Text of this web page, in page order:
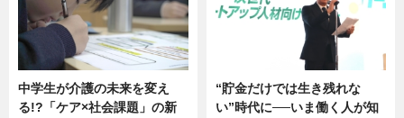
中学生が介護の未来を変え
る!?「ケア×社会課題」の新
“貯金だけでは生き残れな
い”時代に──いま働く人が知